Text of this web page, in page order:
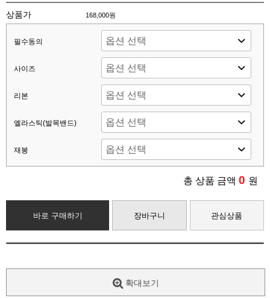
상품가 168,000원
필수동의
사이즈
리본
엘라스틱(발목밴드)
재봉
총 상품 금액 0 원
바로 구매하기 장바구니 관심상품
확대보기